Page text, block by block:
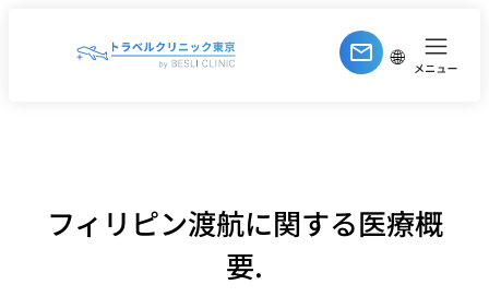
🌐
フィリピン渡航に関する医療概
要.